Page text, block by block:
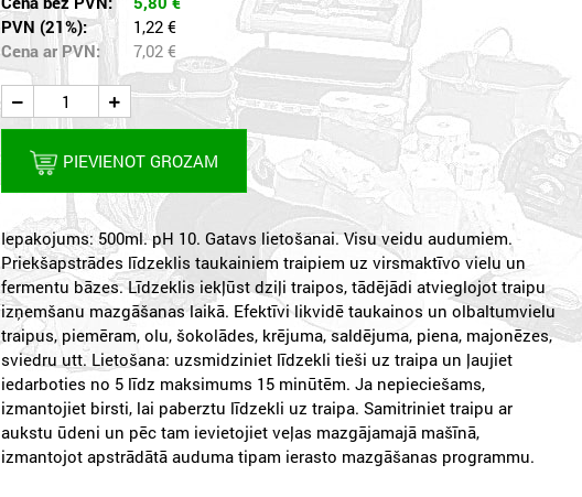
PVN (21%):
1,22 €
Cena ar PVN:
7,02 €
PIEVIENOT GROZAM
Iepakojums: 500ml. pH 10. Gatavs lietošanai. Visu veidu audumiem.
Priekšapstrādes līdzeklis taukainiem traipiem uz virsmaktīvo vielu un
fermentu bāzes. Līdzeklis iekļūst dziļi traipos, tādējādi atvieglojot traipu
izņemšanu mazgāšanas laikā. Efektīvi likvidē taukainos un olbaltumvielu
traipus, piemēram, olu, šokolādes, krējuma, saldējuma, piena, majonēzes,
sviedru utt. Lietošana: uzsmidziniet līdzekli tieši uz traipa un ļaujiet
iedarboties no 5 līdz maksimums 15 minūtēm. Ja nepieciešams,
izmantojiet birsti, lai paberztu līdzekli uz traipa. Samitriniet traipu ar
aukstu ūdeni un pēc tam ievietojiet veļas mazgājamajā mašīnā,
izmantojot apstrādātā auduma tipam ierasto mazgāšanas programmu.